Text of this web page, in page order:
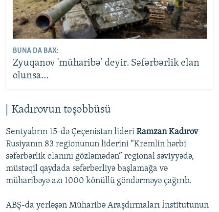
BUNA DA BAX:
Zyuqanov 'müharibə' deyir. Səfərbərlik elan
olunsa…
Kadırovun təşəbbüsü
Sentyabrın 15-də Çeçenistan lideri Ramzan Kadırov
Rusiyanın 83 regionunun liderini “Kremlin hərbi
səfərbərlik elanını gözləmədən” regional səviyyədə,
müstəqil qaydada səfərbərliyə başlamağa və
müharibəyə azı 1000 könüllü göndərməyə çağırıb.
ABŞ-da yerləşən Müharibə Araşdırmaları İnstitutunun